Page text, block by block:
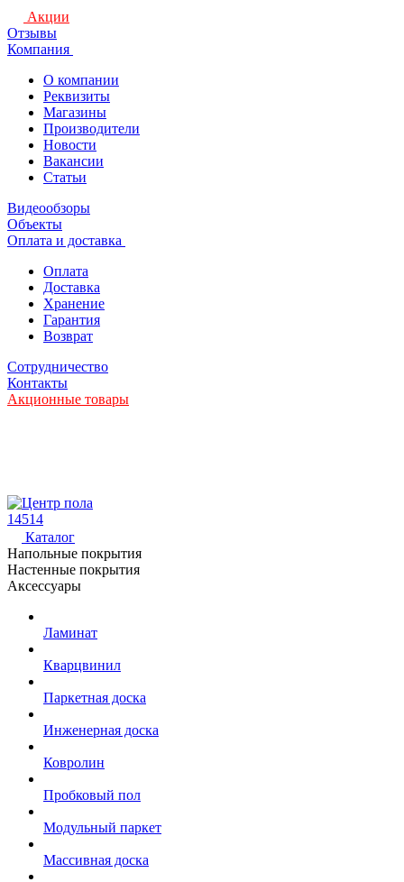
Акции
Отзывы
Компания
О компании
Реквизиты
Магазины
Производители
Новости
Вакансии
Статьи
Видеообзоры
Объекты
Оплата и доставка
Оплата
Доставка
Хранение
Гарантия
Возврат
Сотрудничество
Контакты
Акционные товары
14514
Каталог
Напольные покрытия
Настенные покрытия
Аксессуары
Ламинат
Кварцвинил
Паркетная доска
Инженерная доска
Ковролин
Пробковый пол
Модульный паркет
Массивная доска